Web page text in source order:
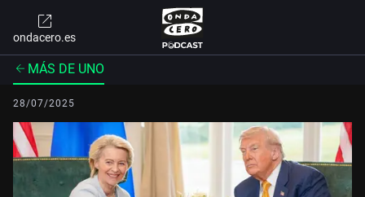
ondacero.es
MÁS DE UNO
28/07/2025